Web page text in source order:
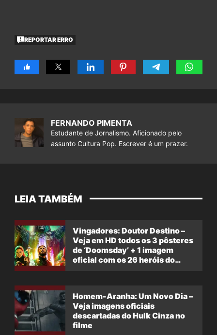
REPORTAR ERRO
FERNANDO PIMENTA
Estudante de Jornalismo. Aficionado pelo
assunto Cultura Pop. Escrever é um prazer.
LEIA TAMBÉM
Vingadores: Doutor Destino –
Veja em HD todos os 3 pôsteres
de ‘Doomsday’ + 1 imagem
oficial com os 26 heróis do
Homem-Aranha: Um Novo Dia –
Veja imagens oficiais
descartadas do Hulk Cinza no
filme